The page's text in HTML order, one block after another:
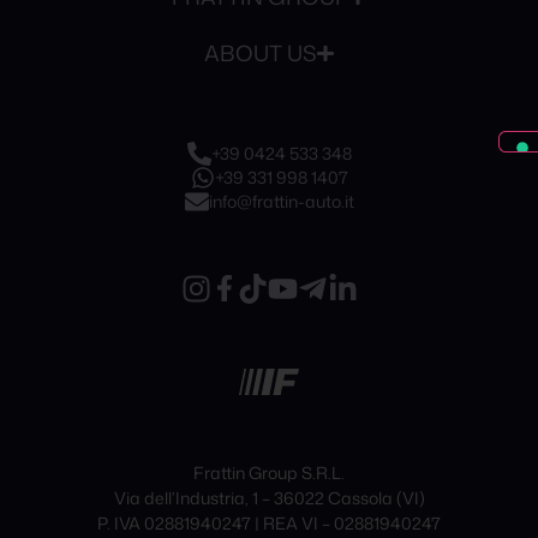
ABOUT US
+39 0424 533 348
+39 331 998 1407
info@frattin-auto.it
Frattin Group S.R.L.
Via dell’Industria, 1 – 36022 Cassola (VI)
P. IVA 02881940247 | REA VI – 02881940247